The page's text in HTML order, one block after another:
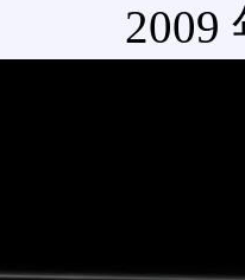
2009